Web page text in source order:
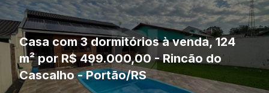
Casa com 3 dormitórios à venda, 124
m² por R$ 499.000,00 - Rincão do
Cascalho - Portão/RS